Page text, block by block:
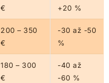
€
+20 %
200 – 350
€
-30 až -50
%
180 – 300
€
-40 až
-60 %